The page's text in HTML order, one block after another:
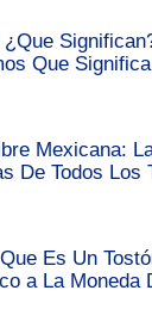
Que
Mexicana:
De Todos Los
Es Un
a La Moneda